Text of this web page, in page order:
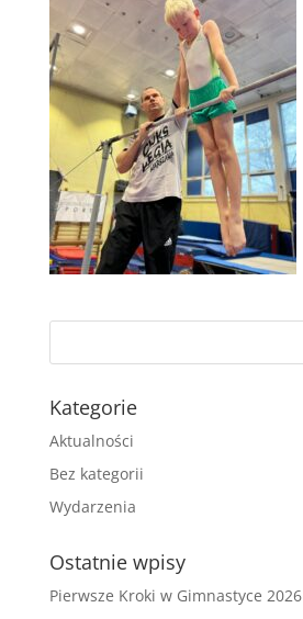
Kategorie
Aktualności
Bez kategorii
Wydarzenia
Ostatnie wpisy
Pierwsze Kroki w Gimnastyce 2026